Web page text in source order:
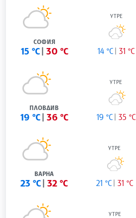
СОФИЯ
15 °C 30 °C
УТРЕ
14 °C 31 °C
ПЛОВДИВ
19 °C 36 °C
УТРЕ
19 °C 35 °C
ВАРНА
23 °C 32 °C
УТРЕ
21 °C 31 °C
УТРЕ